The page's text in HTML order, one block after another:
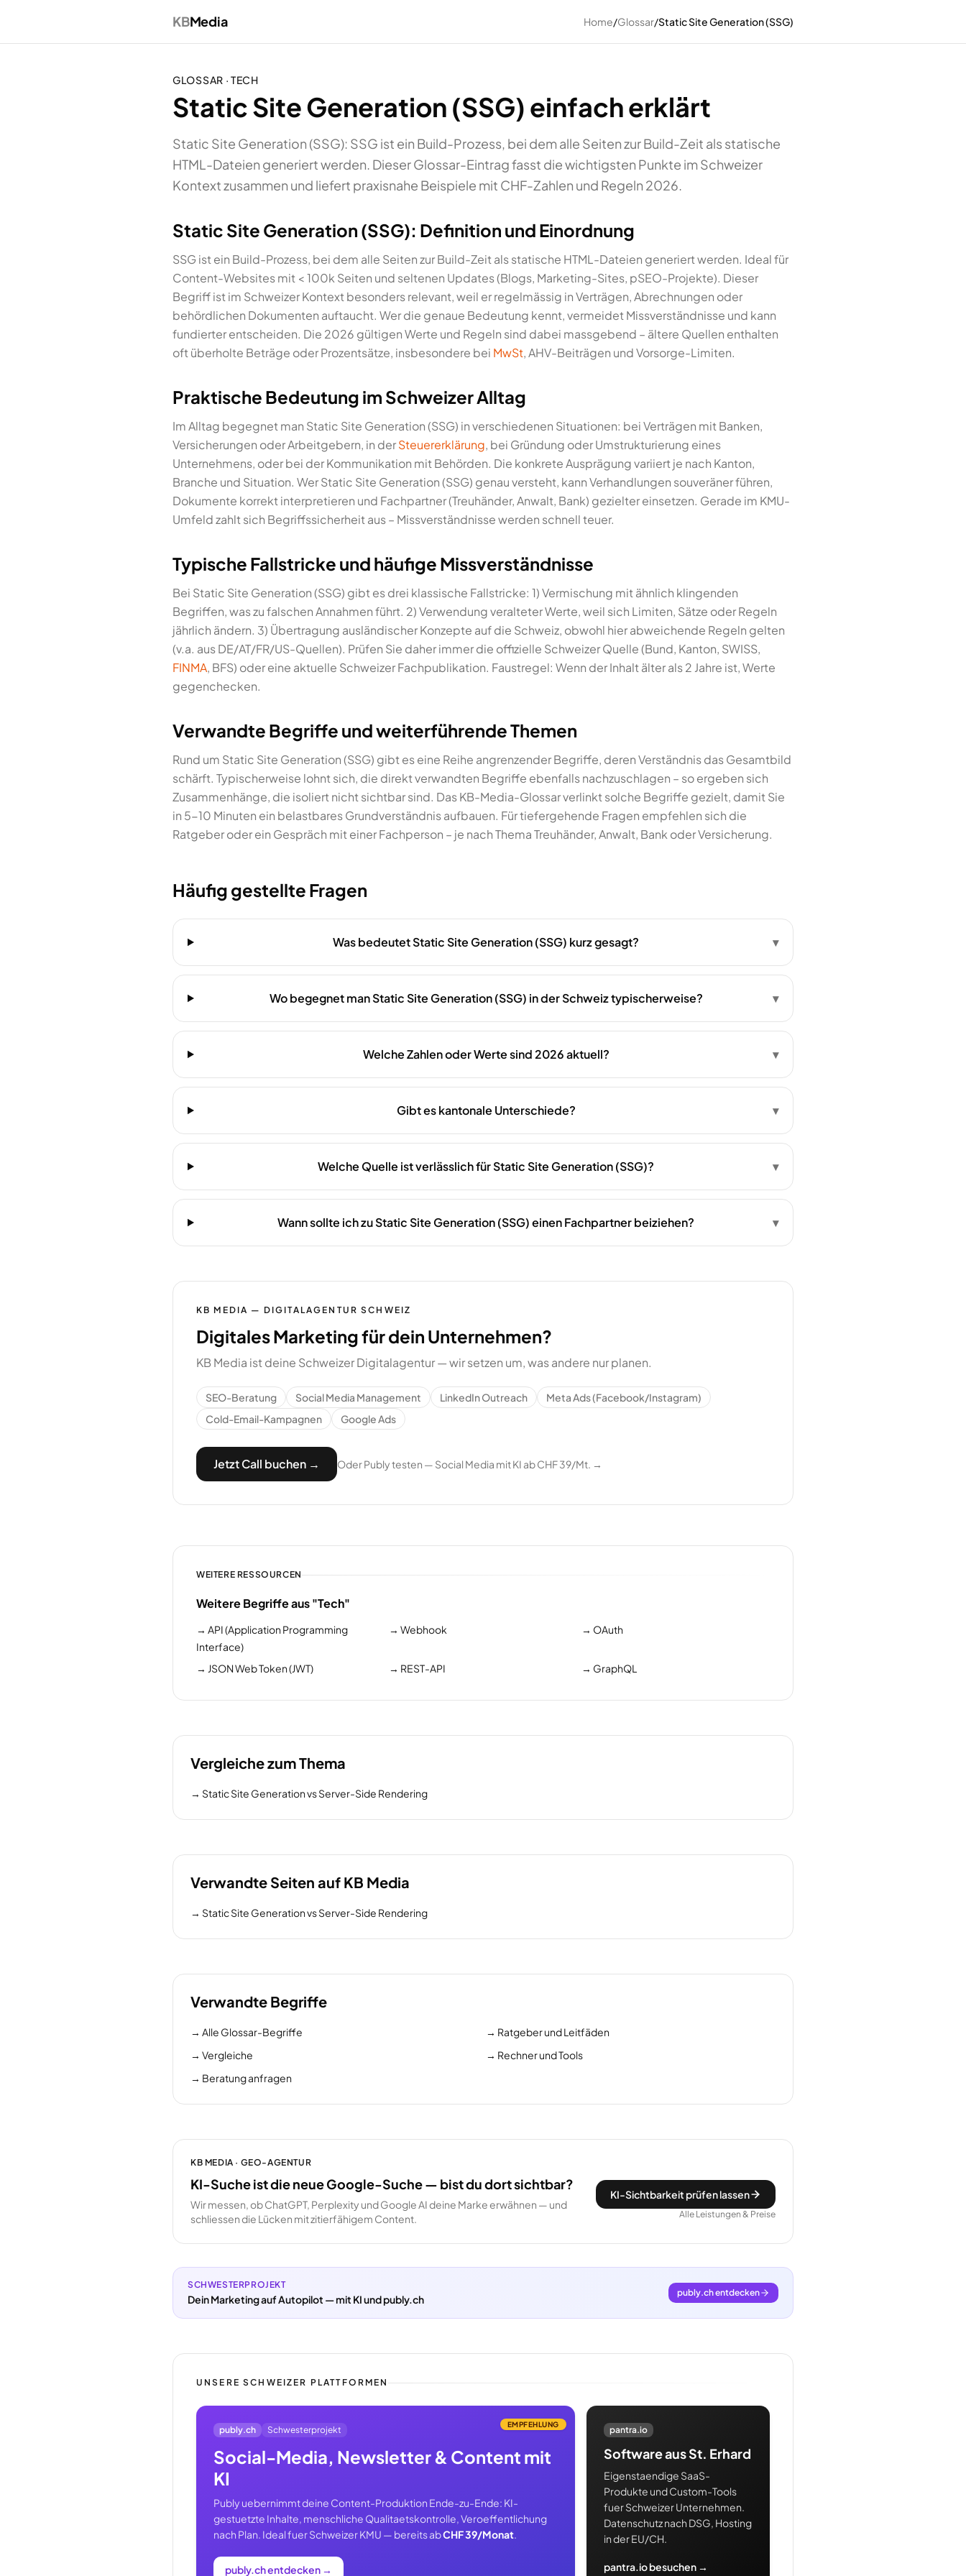
KBMedia Home/Glossar/Static Site Generation (SSG)
GLOSSAR · TECH
Static Site Generation (SSG) einfach erklärt
Static Site Generation (SSG): SSG ist ein Build-Prozess, bei dem alle Seiten zur Build-Zeit als statische
HTML-Dateien generiert werden. Dieser Glossar-Eintrag fasst die wichtigsten Punkte im Schweizer
Kontext zusammen und liefert praxisnahe Beispiele mit CHF-Zahlen und Regeln 2026.
Static Site Generation (SSG): Definition und Einordnung
SSG ist ein Build-Prozess, bei dem alle Seiten zur Build-Zeit als statische HTML-Dateien generiert werden. Ideal für
Content-Websites mit < 100k Seiten und seltenen Updates (Blogs, Marketing-Sites, pSEO-Projekte). Dieser
Begriff ist im Schweizer Kontext besonders relevant, weil er regelmässig in Verträgen, Abrechnungen oder
behördlichen Dokumenten auftaucht. Wer die genaue Bedeutung kennt, vermeidet Missverständnisse und kann
fundierter entscheiden. Die 2026 gültigen Werte und Regeln sind dabei massgebend – ältere Quellen enthalten
oft überholte Beträge oder Prozentsätze, insbesondere bei MwSt, AHV-Beiträgen und Vorsorge-Limiten.
Praktische Bedeutung im Schweizer Alltag
Im Alltag begegnet man Static Site Generation (SSG) in verschiedenen Situationen: bei Verträgen mit Banken,
Versicherungen oder Arbeitgebern, in derSteuererklärung, bei Gründung oder Umstrukturierung eines
Unternehmens, oder bei der Kommunikation mit Behörden. Die konkrete Ausprägung variiert je nach Kanton,
Branche und Situation. Wer Static Site Generation (SSG) genau versteht, kann Verhandlungen souveräner führen,
Dokumente korrekt interpretieren und Fachpartner (Treuhänder, Anwalt, Bank) gezielter einsetzen. Gerade im KMU-
Umfeld zahlt sich Begriffssicherheit aus – Missverständnisse werden schnell teuer.
Typische Fallstricke und häufige Missverständnisse
Bei Static Site Generation (SSG) gibt es drei klassische Fallstricke: 1) Vermischung mit ähnlich klingenden
Begriffen, was zu falschen Annahmen führt. 2) Verwendung veralteter Werte, weil sich Limiten, Sätze oder Regeln
jährlich ändern. 3) Übertragung ausländischer Konzepte auf die Schweiz, obwohl hier abweichende Regeln gelten
(v.a. aus DE/AT/FR/US-Quellen). Prüfen Sie daher immer die offizielle Schweizer Quelle (Bund, Kanton, SWISS,
FINMA, BFS) oder eine aktuelle Schweizer Fachpublikation. Faustregel: Wenn der Inhalt älter als 2 Jahre ist, Werte
gegenchecken.
Verwandte Begriffe und weiterführende Themen
Rund um Static Site Generation (SSG) gibt es eine Reihe angrenzender Begriffe, deren Verständnis das Gesamtbild
schärft. Typischerweise lohnt sich, die direkt verwandten Begriffe ebenfalls nachzuschlagen – so ergeben sich
Zusammenhänge, die isoliert nicht sichtbar sind. Das KB-Media-Glossar verlinkt solche Begriffe gezielt, damit Sie
in 5-10 Minuten ein belastbares Grundverständnis aufbauen. Für tiefergehende Fragen empfehlen sich die
Ratgeber oder ein Gespräch mit einer Fachperson – je nach Thema Treuhänder, Anwalt, Bank oder Versicherung.
Häufig gestellte Fragen
Was bedeutet Static Site Generation (SSG) kurz gesagt? ▾
Wo begegnet man Static Site Generation (SSG) in der Schweiz typischerweise? ▾
Welche Zahlen oder Werte sind 2026 aktuell? ▾
Gibt es kantonale Unterschiede? ▾
Welche Quelle ist verlässlich für Static Site Generation (SSG)? ▾
Wann sollte ich zu Static Site Generation (SSG) einen Fachpartner beiziehen? ▾
KB MEDIA — DIGITALAGENTUR SCHWEIZ
Digitales Marketing für dein Unternehmen?
KB Media ist deine Schweizer Digitalagentur — wir setzen um, was andere nur planen.
SEO-Beratung Social Media Management LinkedIn Outreach
Meta Ads (Facebook/Instagram)
Cold-Email-Kampagnen
Google Ads
Jetzt Call buchen → Oder Publy testen — Social Media mit KI ab CHF 39/Mt. →
WEITERE RESSOURCEN
Weitere Begriffe aus "Tech"
→ API (Application Programming
Interface)
→ Webhook → OAuth
→ JSON Web Token (JWT) → REST-API → GraphQL
Vergleiche zum Thema
→ Static Site Generation vs Server-Side Rendering
Verwandte Seiten auf KB Media
→ Static Site Generation vs Server-Side Rendering
Verwandte Begriffe
→ Alle Glossar-Begriffe → Ratgeber und Leitfäden
→ Vergleiche → Rechner und Tools
→ Beratung anfragen
KB MEDIA · GEO-AGENTUR
KI-Suche ist die neue Google-Suche — bist du dort sichtbar?
Wir messen, ob ChatGPT, Perplexity und Google AI deine Marke erwähnen — und
schliessen die Lücken mit zitierfähigem Content.
KI-Sichtbarkeit prüfen lassen
Alle Leistungen & Preise
SCHWESTERPROJEKT
Dein Marketing auf Autopilot — mit KI und publy.ch
publy.ch entdecken
UNSERE SCHWEIZER PLATTFORMEN
EMPFEHLUNG
publy.ch Schwesterprojekt
Social-Media, Newsletter & Content mit
KI
Publy uebernimmt deine Content-Produktion Ende-zu-Ende: KI-
gestuetzte Inhalte, menschliche Qualitaetskontrolle, Veroeffentlichung
nach Plan. Ideal fuer Schweizer KMU — bereits abCHF 39/Monat.
publy.ch entdecken →
pantra.io
Software aus St. Erhard
Eigenstaendige SaaS-
Produkte und Custom-Tools
fuer Schweizer Unternehmen.
Datenschutz nach DSG, Hosting
in der EU/CH.
pantra.io besuchen →